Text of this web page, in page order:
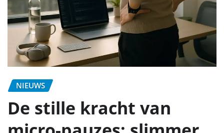
NIEUWS
De stille kracht van